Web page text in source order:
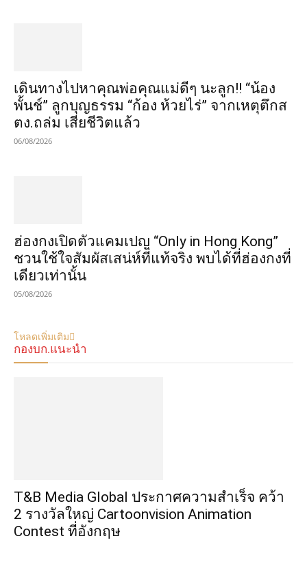
เดินทางไปหาคุณพ่อคุณแม่ดีๆ นะลูก!! “น้อง
พั้นช์” ลูกบุญธรรม “ก้อง ห้วยไร่” จากเหตุตึกส
ตง.ถล่ม เสียชีวิตแล้ว
06/08/2026
ฮ่องกงเปิดตัวแคมเปญ “Only in Hong Kong”
ชวนใช้ใจสัมผัสเสน่ห์ที่แท้จริง พบได้ที่ฮ่องกงที่
เดียวเท่านั้น
05/08/2026
โหลดเพิ่มเติม
กองบก.แนะนำ
​T&B Media Global ประกาศความสำเร็จ คว้า
2 รางวัลใหญ่ Cartoonvision Animation
Contest ที่อังกฤษ